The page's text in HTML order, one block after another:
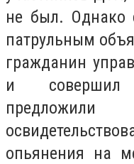
не был. Однако
патрульным
гражданин
и совершил
опьянения на